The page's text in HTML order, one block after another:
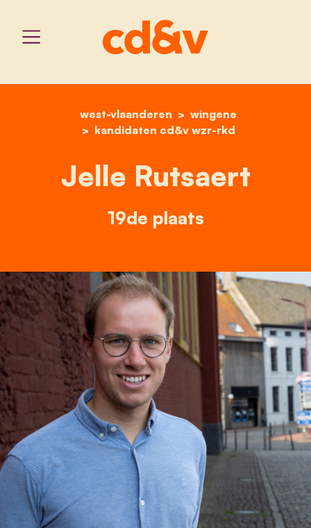
home
west-vlaanderen
wingene
kandidaten cd&v wzr-rkd
jelle rutsaert
Jelle Rutsaert
19de plaats